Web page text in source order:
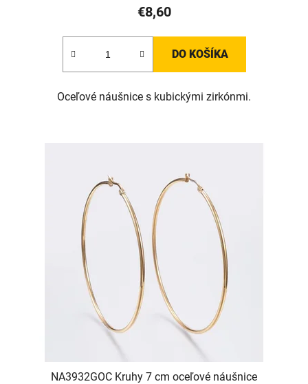
€8,60
DO KOŠÍKA
Oceľové náušnice s kubickými zirkónmi.
NA3932GOC Kruhy 7 cm oceľové náušnice